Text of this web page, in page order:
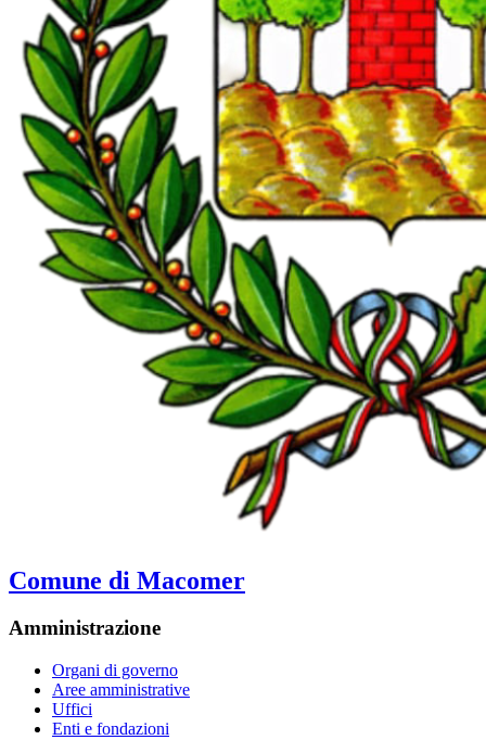
Comune di Macomer
Amministrazione
Organi di governo
Aree amministrative
Uffici
Enti e fondazioni